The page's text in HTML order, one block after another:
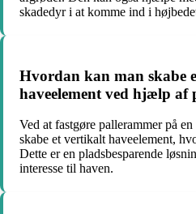
skadedyr i at komme ind i
Hvordan kan man skabe
haveelement ved hjælp af
Ved at fastgøre pallerammer på
skabe et vertikalt haveelement,
Dette er en pladsbesparende
interesse til haven.